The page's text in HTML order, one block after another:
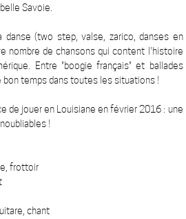
Savoie.
danse (two step, valse, zarico, danses en
nombre de chansons qui content l'histoire
Entre "boogie français" et ballades
bon temps dans toutes les situations !
de jouer en Louisiane en février 2016 : une
!
frottoir
chant